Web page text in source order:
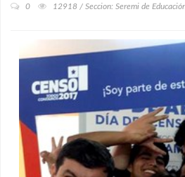
0
12918 / Seccion: Seremi de